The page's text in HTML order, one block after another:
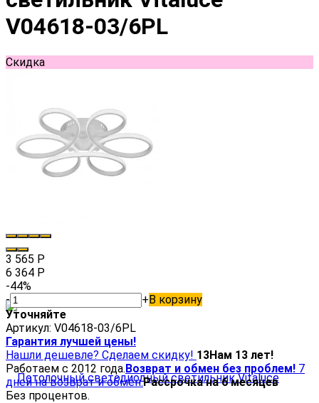
V04618-03/6PL
Скидка
3 565 Р
6 364 Р
-44%
-
+В корзину
Уточняйте
Артикул: V04618-03/6PL
Гарантия лучшей цены!
Нашли дешевле? Сделаем скидку! 13Нам 13 лет!
Работаем с 2012 года.Возврат и обмен без проблем! 7
дней на возврат и обмен.Рассрочка на 6 месяцев
Без процентов.